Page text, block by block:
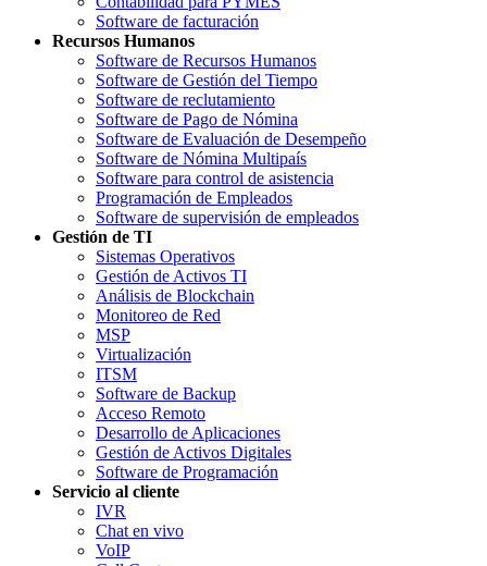
Software de facturación
Recursos Humanos
Software de Recursos Humanos
Software de Gestión del Tiempo
Software de reclutamiento
Software de Pago de Nómina
Software de Evaluación de Desempeño
Software de Nómina Multipaís
Software para control de asistencia
Programación de Empleados
Software de supervisión de empleados
Gestión de TI
Sistemas Operativos
Gestión de Activos TI
Análisis de Blockchain
Monitoreo de Red
MSP
Virtualización
ITSM
Software de Backup
Acceso Remoto
Desarrollo de Aplicaciones
Gestión de Activos Digitales
Software de Programación
Servicio al cliente
IVR
Chat en vivo
VoIP